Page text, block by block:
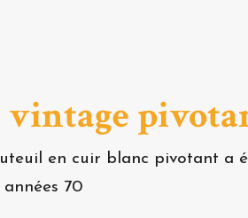
en cuir blanc pivotant a
70